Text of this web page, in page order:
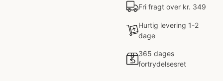
Fri fragt over kr. 349
Hurtig levering 1-2
dage
365 dages
fortrydelsesret